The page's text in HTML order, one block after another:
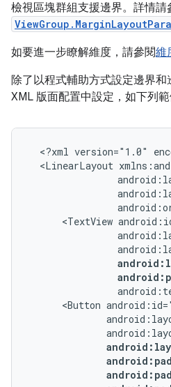
檢視區塊群組支援邊界。詳情請
如要進一步瞭解維度，請參閱維
除了以程式輔助方式設定邊界
XML 版面配置中設定，如下列範
<?xml version="1.0"
<LinearLayout
<TextView
<Button